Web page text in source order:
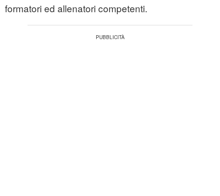
formatori ed allenatori competenti.